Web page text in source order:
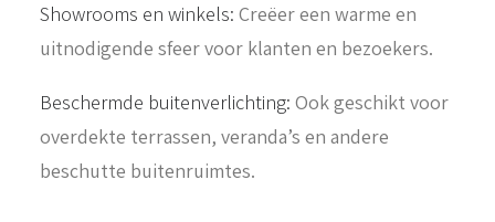
Showrooms en winkels: Creëer een warme en
uitnodigende sfeer voor klanten en bezoekers.
Beschermde buitenverlichting: Ook geschikt voor
overdekte terrassen, veranda’s en andere
beschutte buitenruimtes.